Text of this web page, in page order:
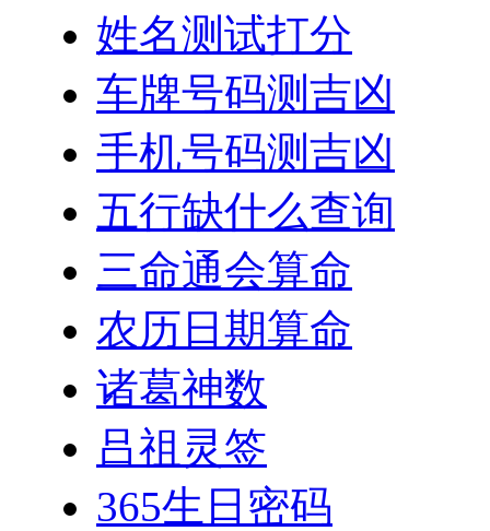
姓名测试打分
车牌号码测吉凶
手机号码测吉凶
五行缺什么查询
三命通会算命
农历日期算命
诸葛神数
吕祖灵签
365生日密码